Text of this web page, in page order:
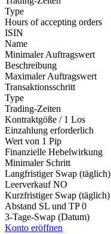
Type
Hours of accepting orders
ISIN
Name
Minimaler Auftragswert
Beschreibung
Maximaler Auftragswert
Transaktionsschritt
Type
Trading-Zeiten
Kontraktgöße / 1 Los
Einzahlung erforderlich
Wert von 1 Pip
Finanzielle Hebelwirkung
Minimaler Schritt
Langfristiger Swap (täglich)
Leerverkauf NO
Kurzfristiger Swap (täglich)
Abstand SL und TP 0
3-Tage-Swap (Datum)
Konto eröffnen